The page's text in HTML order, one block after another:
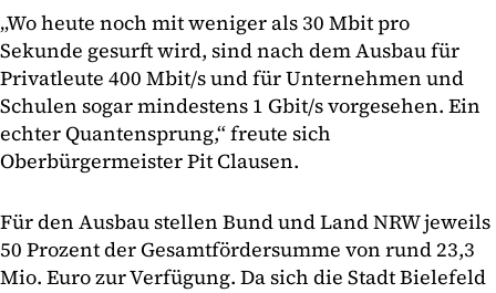
„Wo heute noch mit weniger als 30 Mbit pro
Sekunde gesurft wird, sind nach dem Ausbau für
Privatleute 400 Mbit/s und für Unternehmen und
Schulen sogar mindestens 1 Gbit/s vorgesehen. Ein
echter Quantensprung,“ freute sich
Oberbürgermeister Pit Clausen.
Für den Ausbau stellen Bund und Land NRW jeweils
50 Prozent der Gesamtfördersumme von rund 23,3
Mio. Euro zur Verfügung. Da sich die Stadt Bielefeld